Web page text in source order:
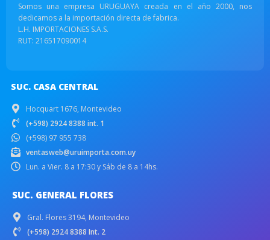
Somos una empresa URUGUAYA creada en el año 2000, nos
dedicamos a la importación directa de fabrica.
L.H. IMPORTACIONES S.A.S.
RUT: 216517090014
SUC. CASA CENTRAL
Hocquart 1676, Montevideo
(+598) 2924 8388 int. 1
(+598) 97 955 738
ventasweb@uruimporta.com.uy
Lun. a Vier. 8 a 17:30 y Sáb de 8 a 14hs.
SUC. GENERAL FLORES
Gral. Flores 3194, Montevideo
(+598) 2924 8388 Int. 2